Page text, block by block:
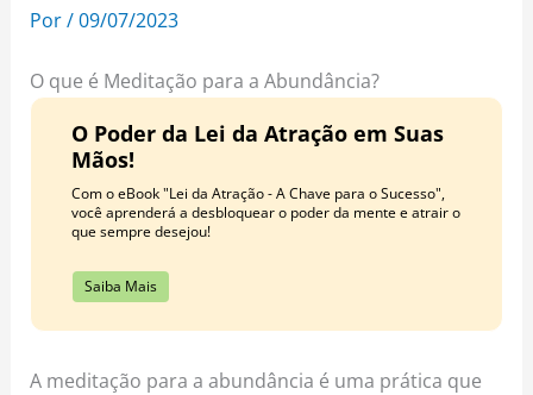
m t
Por/09/07/2023
O que é Meditação para a Abundância?
O Poder da Lei da Atração em Suas
Mãos!
Com o eBook "Lei da Atração - A Chave para o Sucesso",
você aprenderá a desbloquear o poder da mente e atrair o
que sempre desejou!
Saiba Mais
A meditação para a abundância é uma prática que